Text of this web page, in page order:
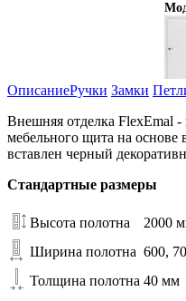
ОписаниеРучки Замки
Внешняя отделка FlexEmal
мебельного щита на основе
вставлен черный
Стандартные размеры
Высота полотна
2000
Ширина полотна 600,
Толщина полотна 40 мм